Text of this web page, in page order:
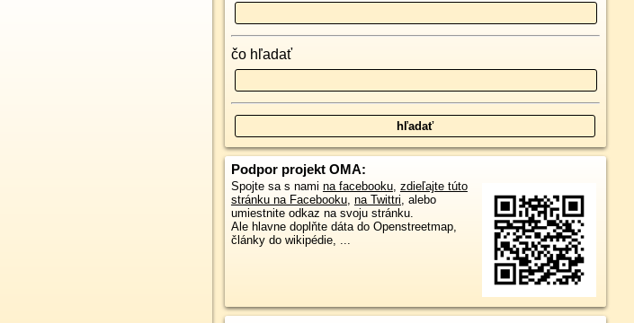
čo hľadať
Podpor projekt OMA:
Spojte sa s nami na facebooku, zdieľajte túto
stránku na Facebooku, na Twittri, alebo
umiestnite odkaz na svoju stránku.
Ale hlavne doplňte dáta do Openstreetmap,
články do wikipédie, ...